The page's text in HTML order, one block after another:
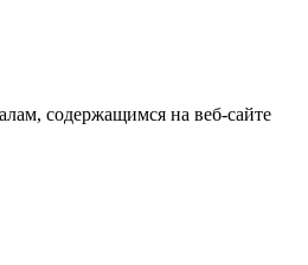
содержащимся на веб-сайте